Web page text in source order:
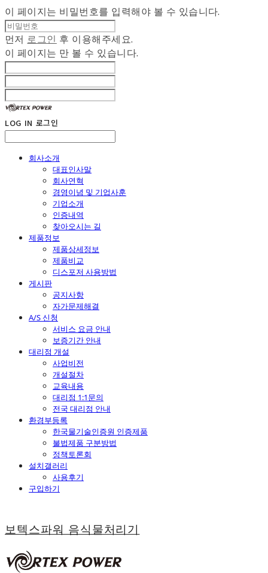
이 페이지는 비밀번호를 입력해야 볼 수 있습니다.
먼저 로그인 후 이용해주세요.
이 페이지는 만 볼 수 있습니다.
LOG IN 로그인
회사소개
대표인사말
회사연혁
경영이념 및 기업사훈
기업소개
인증내역
찾아오시는 길
제품정보
제품상세정보
제품비교
디스포저 사용방법
게시판
공지사항
자가문제해결
A/S 신청
서비스 요금 안내
보증기간 안내
대리점 개설
사업비전
개설절차
교육내용
대리점 1:1문의
전국 대리점 안내
환경부등록
한국물기술인증원 인증제품
불법제품 구분방법
정책토론회
설치갤러리
사용후기
구입하기
보텍스파워 음식물처리기